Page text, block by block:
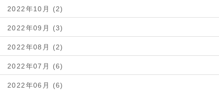
2022年10月 (2)
2022年09月 (3)
2022年08月 (2)
2022年07月 (6)
2022年06月 (6)